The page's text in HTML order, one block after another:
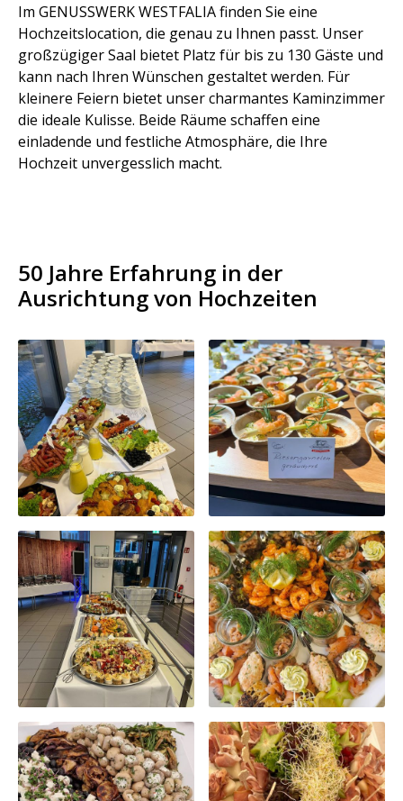
Im GENUSSWERK WESTFALIA finden Sie eine
Hochzeitslocation, die genau zu Ihnen passt. Unser
großzügiger Saal bietet Platz für bis zu 130 Gäste und
kann nach Ihren Wünschen gestaltet werden. Für
kleinere Feiern bietet unser charmantes Kaminzimmer
die ideale Kulisse. Beide Räume schaffen eine
einladende und festliche Atmosphäre, die Ihre
Hochzeit unvergesslich macht.
50 Jahre Erfahrung in der
Ausrichtung von Hochzeiten